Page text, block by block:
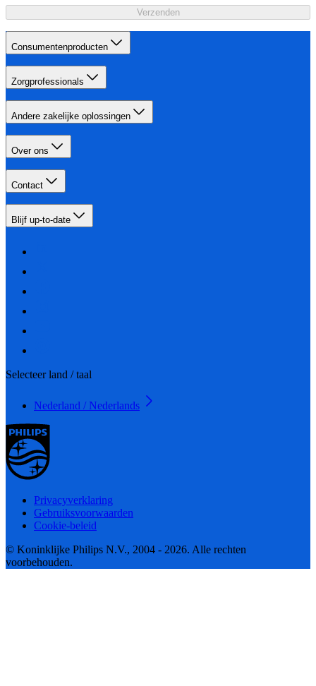
Verzenden
Consumentenproducten
Zorgprofessionals
Andere zakelijke oplossingen
Over ons
Contact
Blijf up-to-date
Selecteer land / taal
Nederland / Nederlands
Privacyverklaring
Gebruiksvoorwaarden
Cookie-beleid
© Koninklijke Philips N.V., 2004 - 2026. Alle rechten
voorbehouden.